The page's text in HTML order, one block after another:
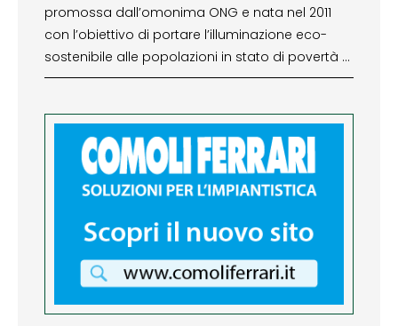
promossa dall’omonima ONG e nata nel 2011
con l’obiettivo di portare l’illuminazione eco-
sostenibile alle popolazioni in stato di povertà …